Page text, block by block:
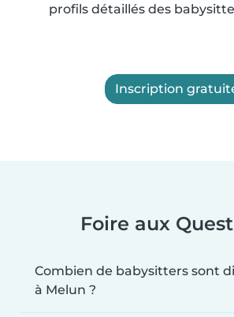
profils détaillés des
Inscription
Foire aux
Combien de babysitters sont
à Melun ?